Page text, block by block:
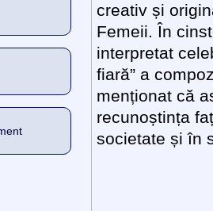
creativ și
Femeii. În
interpretat
fiară” a
menționat că
recunoștința
societate și în